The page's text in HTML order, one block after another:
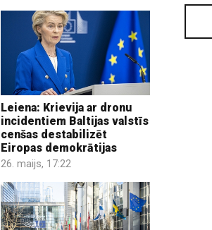
Leiena: Krievija ar dronu
incidentiem Baltijas valstīs
cenšas destabilizēt
Eiropas demokrātijas
26. maijs, 17:22